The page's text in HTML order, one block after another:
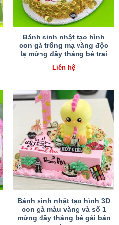
Bánh sinh nhật tạo hình
con gà trống mạ vàng độc
lạ mừng đầy tháng bé trai
Liên hệ
Bánh sinh nhật tạo hình 3D
con gà màu vàng và số 1
mừng đầy tháng bé gái bán